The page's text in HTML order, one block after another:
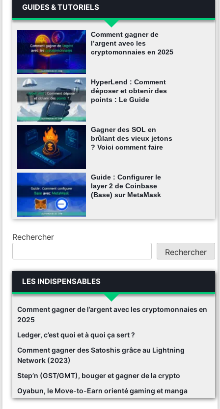
GUIDES & TUTORIELS
Comment gagner de
l’argent avec les
cryptomonnaies en 2025
HyperLend : Comment
déposer et obtenir des
points : Le Guide
Gagner des SOL en
brûlant des vieux jetons
? Voici comment faire
Guide : Configurer le
layer 2 de Coinbase
(Base) sur MetaMask
Rechercher
Rechercher
LES INDISPENSABLES
Comment gagner de l’argent avec les cryptomonnaies en
2025
Ledger, c’est quoi et à quoi ça sert ?
Comment gagner des Satoshis grâce au Lightning
Network (2023)
Step’n (GST/GMT), bouger et gagner de la crypto
Oyabun, le Move-to-Earn orienté gaming et manga